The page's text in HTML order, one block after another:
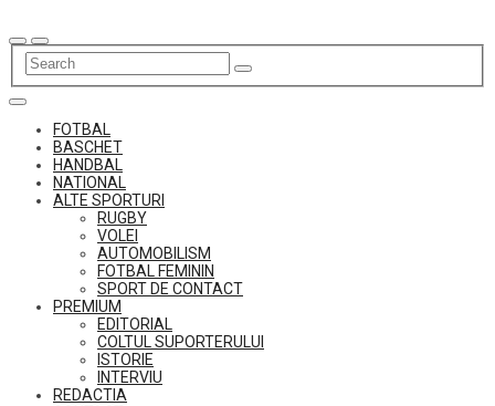
to
content
FOTBAL
BASCHET
HANDBAL
NATIONAL
ALTE SPORTURI
RUGBY
VOLEI
AUTOMOBILISM
FOTBAL FEMININ
SPORT DE CONTACT
PREMIUM
EDITORIAL
COLTUL SUPORTERULUI
ISTORIE
INTERVIU
REDACTIA